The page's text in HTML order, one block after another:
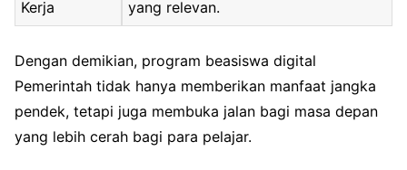
Kerja yang relevan.
Dengan demikian, program beasiswa digital
Pemerintah tidak hanya memberikan manfaat jangka
pendek, tetapi juga membuka jalan bagi masa depan
yang lebih cerah bagi para pelajar.